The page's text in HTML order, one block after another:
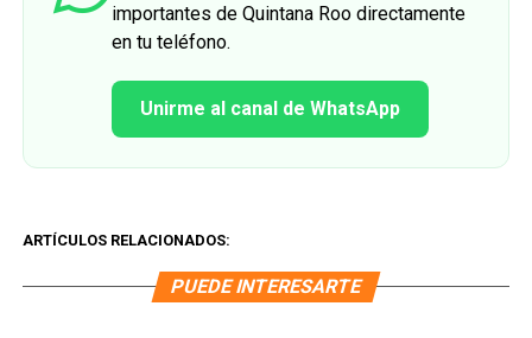
importantes de Quintana Roo directamente
en tu teléfono.
Unirme al canal de WhatsApp
ARTÍCULOS RELACIONADOS:
PUEDE INTERESARTE